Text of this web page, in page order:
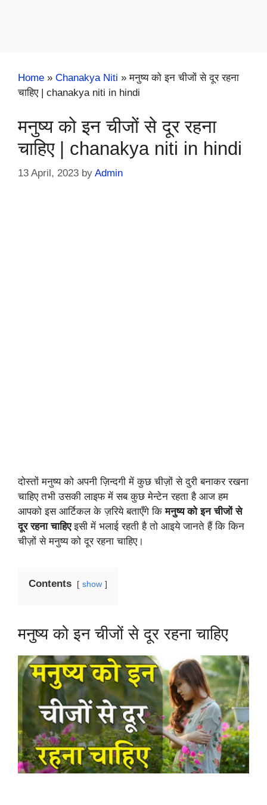
Home » Chanakya Niti »मनुष्य को इन चीजों से दूर रहना
चाहिए | chanakya niti in hindi
मनुष्य को इन चीजों से दूर रहना
चाहिए | chanakya niti in hindi
13 April, 2023 by Admin
दोस्तों मनुष्य को अपनी ज़िन्दगी में कुछ चीज़ों से दुरी बनाकर रखना
चाहिए तभी उसकी लाइफ में सब कुछ मेन्टेन रहता है आज हम
आपको इस आर्टिकल के ज़रिये बताएँगे किमनुष्य को इन चीजों से
दूर रहना चाहिएइसी में भलाई रहती है तो आइये जानते हैं कि किन
चीज़ों से मनुष्य को दूर रहना चाहिए।
Contents show
मनुष्य को इन चीजों से दूर रहना चाहिए